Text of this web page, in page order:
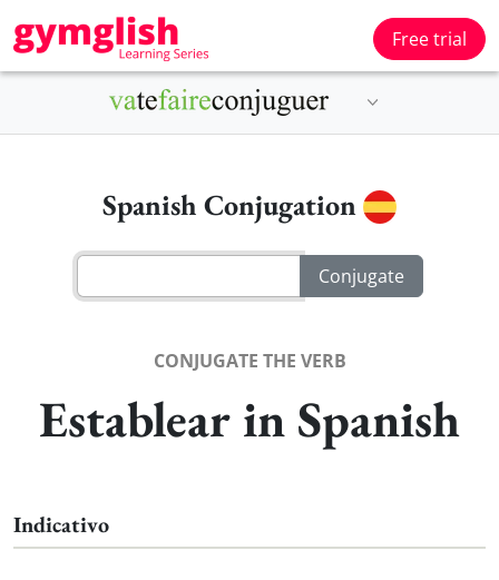
Free trial
Spanish Conjugation
CONJUGATE THE VERB
Establear in Spanish
Indicativo